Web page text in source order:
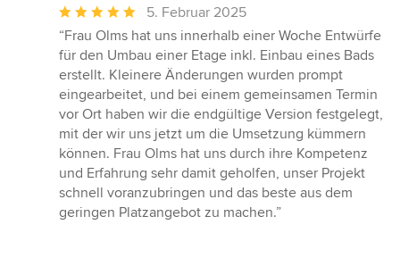
Durchschnittliche
Bewertung:
5
von
5
Sternen
5. Februar 2025
“Frau Olms hat uns innerhalb einer Woche Entwürfe
für den Umbau einer Etage inkl. Einbau eines Bads
erstellt. Kleinere Änderungen wurden prompt
eingearbeitet, und bei einem gemeinsamen Termin
vor Ort haben wir die endgültige Version festgelegt,
mit der wir uns jetzt um die Umsetzung kümmern
können. Frau Olms hat uns durch ihre Kompetenz
und Erfahrung sehr damit geholfen, unser Projekt
schnell voranzubringen und das beste aus dem
geringen Platzangebot zu machen.”